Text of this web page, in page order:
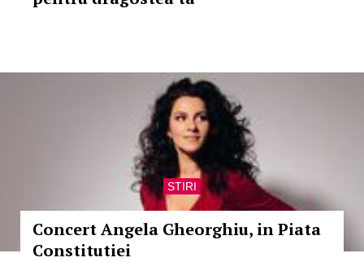
STIRI
Concert Angela Gheorghiu, in Piata
Constitutiei